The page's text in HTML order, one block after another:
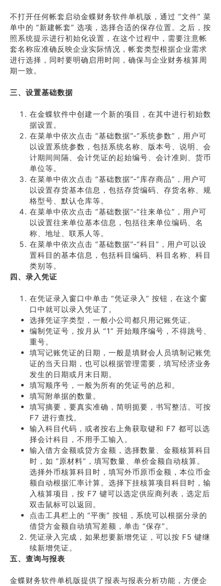
不打开任何帐套启动金蝶财务软件单机版，通过 “文件” 菜
单中的 “新建帐套” 选项，选择合适的保存位置。之后，按
照系统提示进行初始化设置，在这个过程中，需要注意帐
套名称应准确反映企业实际情况，帐套类型根据企业需求
进行选择，同时要明确启用时间，确保与企业财务核算周
期一致。
三、设置基础数据
在金蝶软件中创建一个新的项目，在其中进行初始数
据设置。
在菜单中依次点击 “基础数据”-“系统参数”，用户可
以设置系统参数，包括系统名称、版本号、说明、会
计期间间隔、会计凭证的起始编号、会计准则、货币
单位等。
在菜单中依次点击 “基础数据”-“库存商品”，用户可
以设置存货基本信息，包括存货编码、存货名称、规
格型号、默认仓库等。
在菜单中依次点击 “基础数据”-“往来单位”，用户可
以设置往来单位基本信息，包括往来单位编码、名
称、地址、联系人等。
在菜单中依次点击 “基础数据”-“科目”，用户可以设
置科目的基本信息，包括科目编码、科目名称、科目
类别等。
四、录入凭证
在凭证录入窗口中单击 “凭证录入” 按钮，在这个窗
口中就可以录入凭证了。
选择凭证字类型，一般小公司都只用记账凭证。
编制凭证号，按月从 “1” 开始顺序编号，不得跳号、
重号。
填写记账凭证的日期，一般是填财会人员填制记账凭
证的当天日期，也可以根据管理需要，填写经济业务
发生的日期或月末日期。
填写顺序号，一般为所有的凭证号的总和。
填写附单据的数量。
填写摘要，要真实准确，简明扼要，书写整洁。可按
F7 进行查找。
输入科目代码，或者按右上角获取键和 F7 都可以选
择会计科目，不用手工输入。
输入借方金额或贷方金额，选择数量、金额核算科目
时，如 “原材料”，填写数量、单价金额自动核算。
选择外币核算科目时，填写外币原币金额，本位币金
额自动根据汇率计算。选择下挂核算项目科目时，输
入核算项目，按 F7 键可以选定供应商列表，选定后
双击鼠标可以返回。
点击工具栏上的 “平衡” 按钮，系统可以根据分录的
借贷方金额自动填写差额，单击 “保存”。
凭证录入完成，如果想要新增凭证，可以按 F5 键继
续新增凭证。
五、查询与报表
金蝶财务软件单机版提供了报表与报表分析功能，方便企